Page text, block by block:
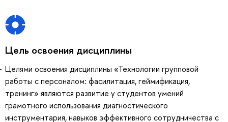
Цель освоения дисциплины
Целями освоения дисциплины «Технологии групповой
работы с персоналом: фасилитация, геймификация,
тренинг» являются развитие у студентов умений
грамотного использования диагностического
инструментария, навыков эффективного сотрудничества с